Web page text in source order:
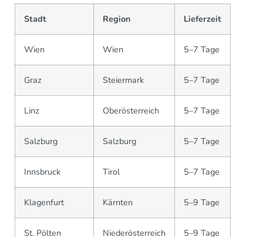
Stadt Region Lieferzeit
Wien Wien 5–7 Tage
Graz Steiermark 5–7 Tage
Linz Oberösterreich 5–7 Tage
Salzburg Salzburg 5–7 Tage
Innsbruck Tirol 5–7 Tage
Klagenfurt Kärnten 5–9 Tage
St. Pölten Niederösterreich 5–9 Tage